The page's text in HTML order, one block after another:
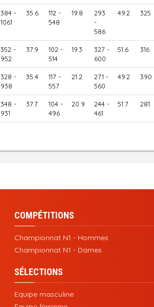
384 -
1061
35.6
112 -
548
19.8
293
-
586
49.2 325
352 -
952
37.9
102 -
514
19.3
327 -
600
51.6 316
328 -
938
35.4
117 -
557
21.2
271 -
560
49.2 390
348 -
931
37.7
104 -
496
20.9
244 -
461
51.7 281
COMPÉTITIONS
Championnat N1 - Hommes
Championnat N1 - Dames
SÉLECTIONS
Equipe masculine